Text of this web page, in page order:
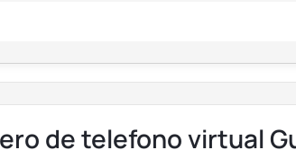
de telefono virtual